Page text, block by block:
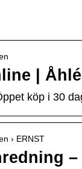
|
köp i 30
› ERNST